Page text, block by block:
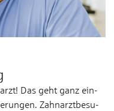
Das geht ganz ein­­
Zahn­­arzt­­be­­su­­